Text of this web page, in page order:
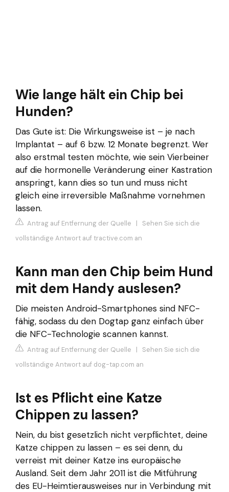
Wie lange hält ein Chip bei
Hunden?
Das Gute ist: Die Wirkungsweise ist – je nach
Implantat – auf 6 bzw. 12 Monate begrenzt. Wer
also erstmal testen möchte, wie sein Vierbeiner
auf die hormonelle Veränderung einer Kastration
anspringt, kann dies so tun und muss nicht
gleich eine irreversible Maßnahme vornehmen
lassen.
Antrag auf Entfernung der Quelle | Sehen Sie sich die
vollständige Antwort auf tractive.com an
Kann man den Chip beim Hund
mit dem Handy auslesen?
Die meisten Android-Smartphones sind NFC-
fähig, sodass du den Dogtap ganz einfach über
die NFC-Technologie scannen kannst.
Antrag auf Entfernung der Quelle | Sehen Sie sich die
vollständige Antwort auf dog-tap.com an
Ist es Pflicht eine Katze
Chippen zu lassen?
Nein, du bist gesetzlich nicht verpflichtet, deine
Katze chippen zu lassen – es sei denn, du
verreist mit deiner Katze ins europäische
Ausland. Seit dem Jahr 2011 ist die Mitführung
des EU-Heimtierausweises nur in Verbindung mit